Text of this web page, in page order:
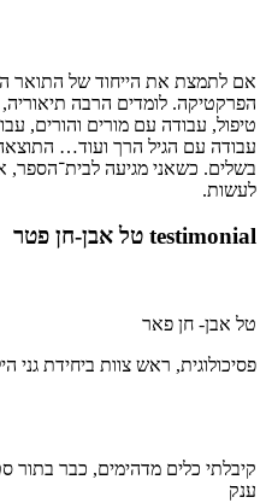
אם לתמצת את הייחוד של התואר
הפרקטיקה. לומדים הרבה
טיפול, עבודה עם מורים והורים,
עבודה עם הגיל הרך ועוד…
בשלים. כשאני מגיעה לבית־הספר,
לעשות.
testimonial טל אבן-חן פטר
טל אבן- חן פאר
פסיכולוגית, ראש צוות ביחידת גני
קיבלתי כלים מדהימים, כבר בתור
ענק